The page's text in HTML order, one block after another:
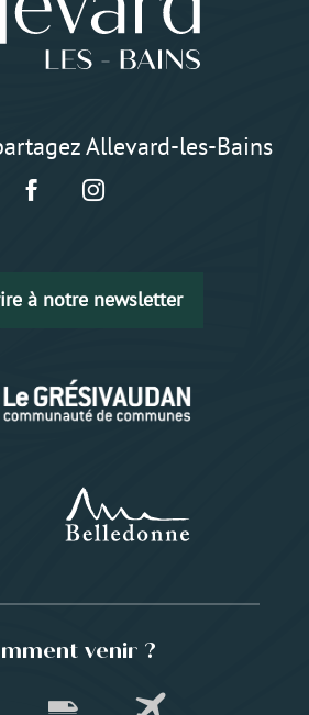
Allevard-les-Bains
à notre newsletter
venir ?